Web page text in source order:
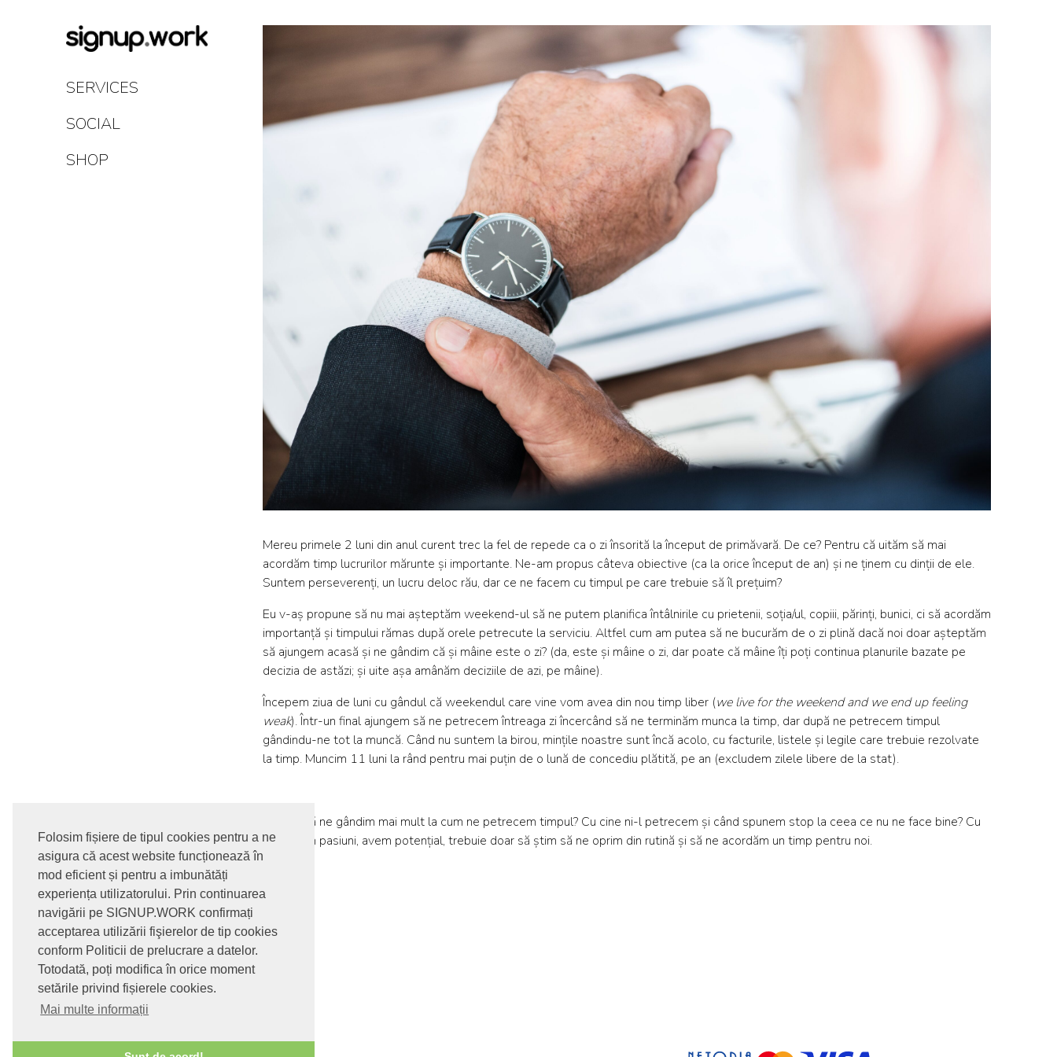
Folosim fișiere de tipul cookies pentru a ne
asigura că acest website funcționează în
mod eficient și pentru a imbunătăți
experiența utilizatorului. Prin continuarea
navigării pe SIGNUP.WORK confirmați
acceptarea utilizării fişierelor de tip cookies
conform Politicii de prelucrare a datelor.
Totodată, poți modifica în orice moment
setările privind fișierele cookies.
Mai multe informații
Content
SERVICES
SOCIAL
SHOP
Mereu primele 2 luni din anul curent trec la fel de repede ca o zi însorită la început de primăvară. De ce? Pentru că uităm să mai
acordăm timp lucrurilor mărunte și importante. Ne-am propus câteva obiective (ca la orice început de an) și ne ținem cu dinții de ele.
Suntem perseverenți, un lucru deloc rău, dar ce ne facem cu timpul pe care trebuie să îl prețuim?
Eu v-aș propune să nu mai așteptăm weekend-ul să ne putem planifica întâlnirile cu prietenii, soția/ul, copiii, părinți, bunici, ci să acordăm
importanță și timpului rămas după orele petrecute la serviciu. Altfel cum am putea să ne bucurăm de o zi plină dacă noi doar așteptăm
să ajungem acasă și ne gândim că și mâine este o zi? (da, este și mâine o zi, dar poate că mâine îți poți continua planurile bazate pe
decizia de astăzi; și uite așa amânăm deciziile de azi, pe mâine).
Începem ziua de luni cu gândul că weekendul care vine vom avea din nou timp liber (we live for the weekend and we end up feeling
weak). Într-un final ajungem să ne petrecem întreaga zi încercând să ne terminăm munca la timp, dar după ne petrecem timpul
gândindu-ne tot la muncă. Când nu suntem la birou, mințile noastre sunt încă acolo, cu facturile, listele și legile care trebuie rezolvate
la timp. Muncim 11 luni la rând pentru mai puțin de o lună de concediu plătită, pe an (excludem zilele libere de la stat).
Ce ar fi să ne gândim mai mult la cum ne petrecem timpul? Cu cine ni-l petrecem și când spunem stop la ceea ce nu ne face bine? Cu
toții avem pasiuni, avem potențial, trebuie doar să știm să ne oprim din rutină și să ne acordăm un timp pentru noi.
© 2017-2026. Toate drepturile rezervate